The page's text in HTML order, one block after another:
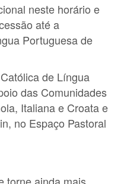
neste horário e
até a
Portuguesa de
de Língua
das Comunidades
Italiana e Croata e
no Espaço Pastoral
torne ainda mais